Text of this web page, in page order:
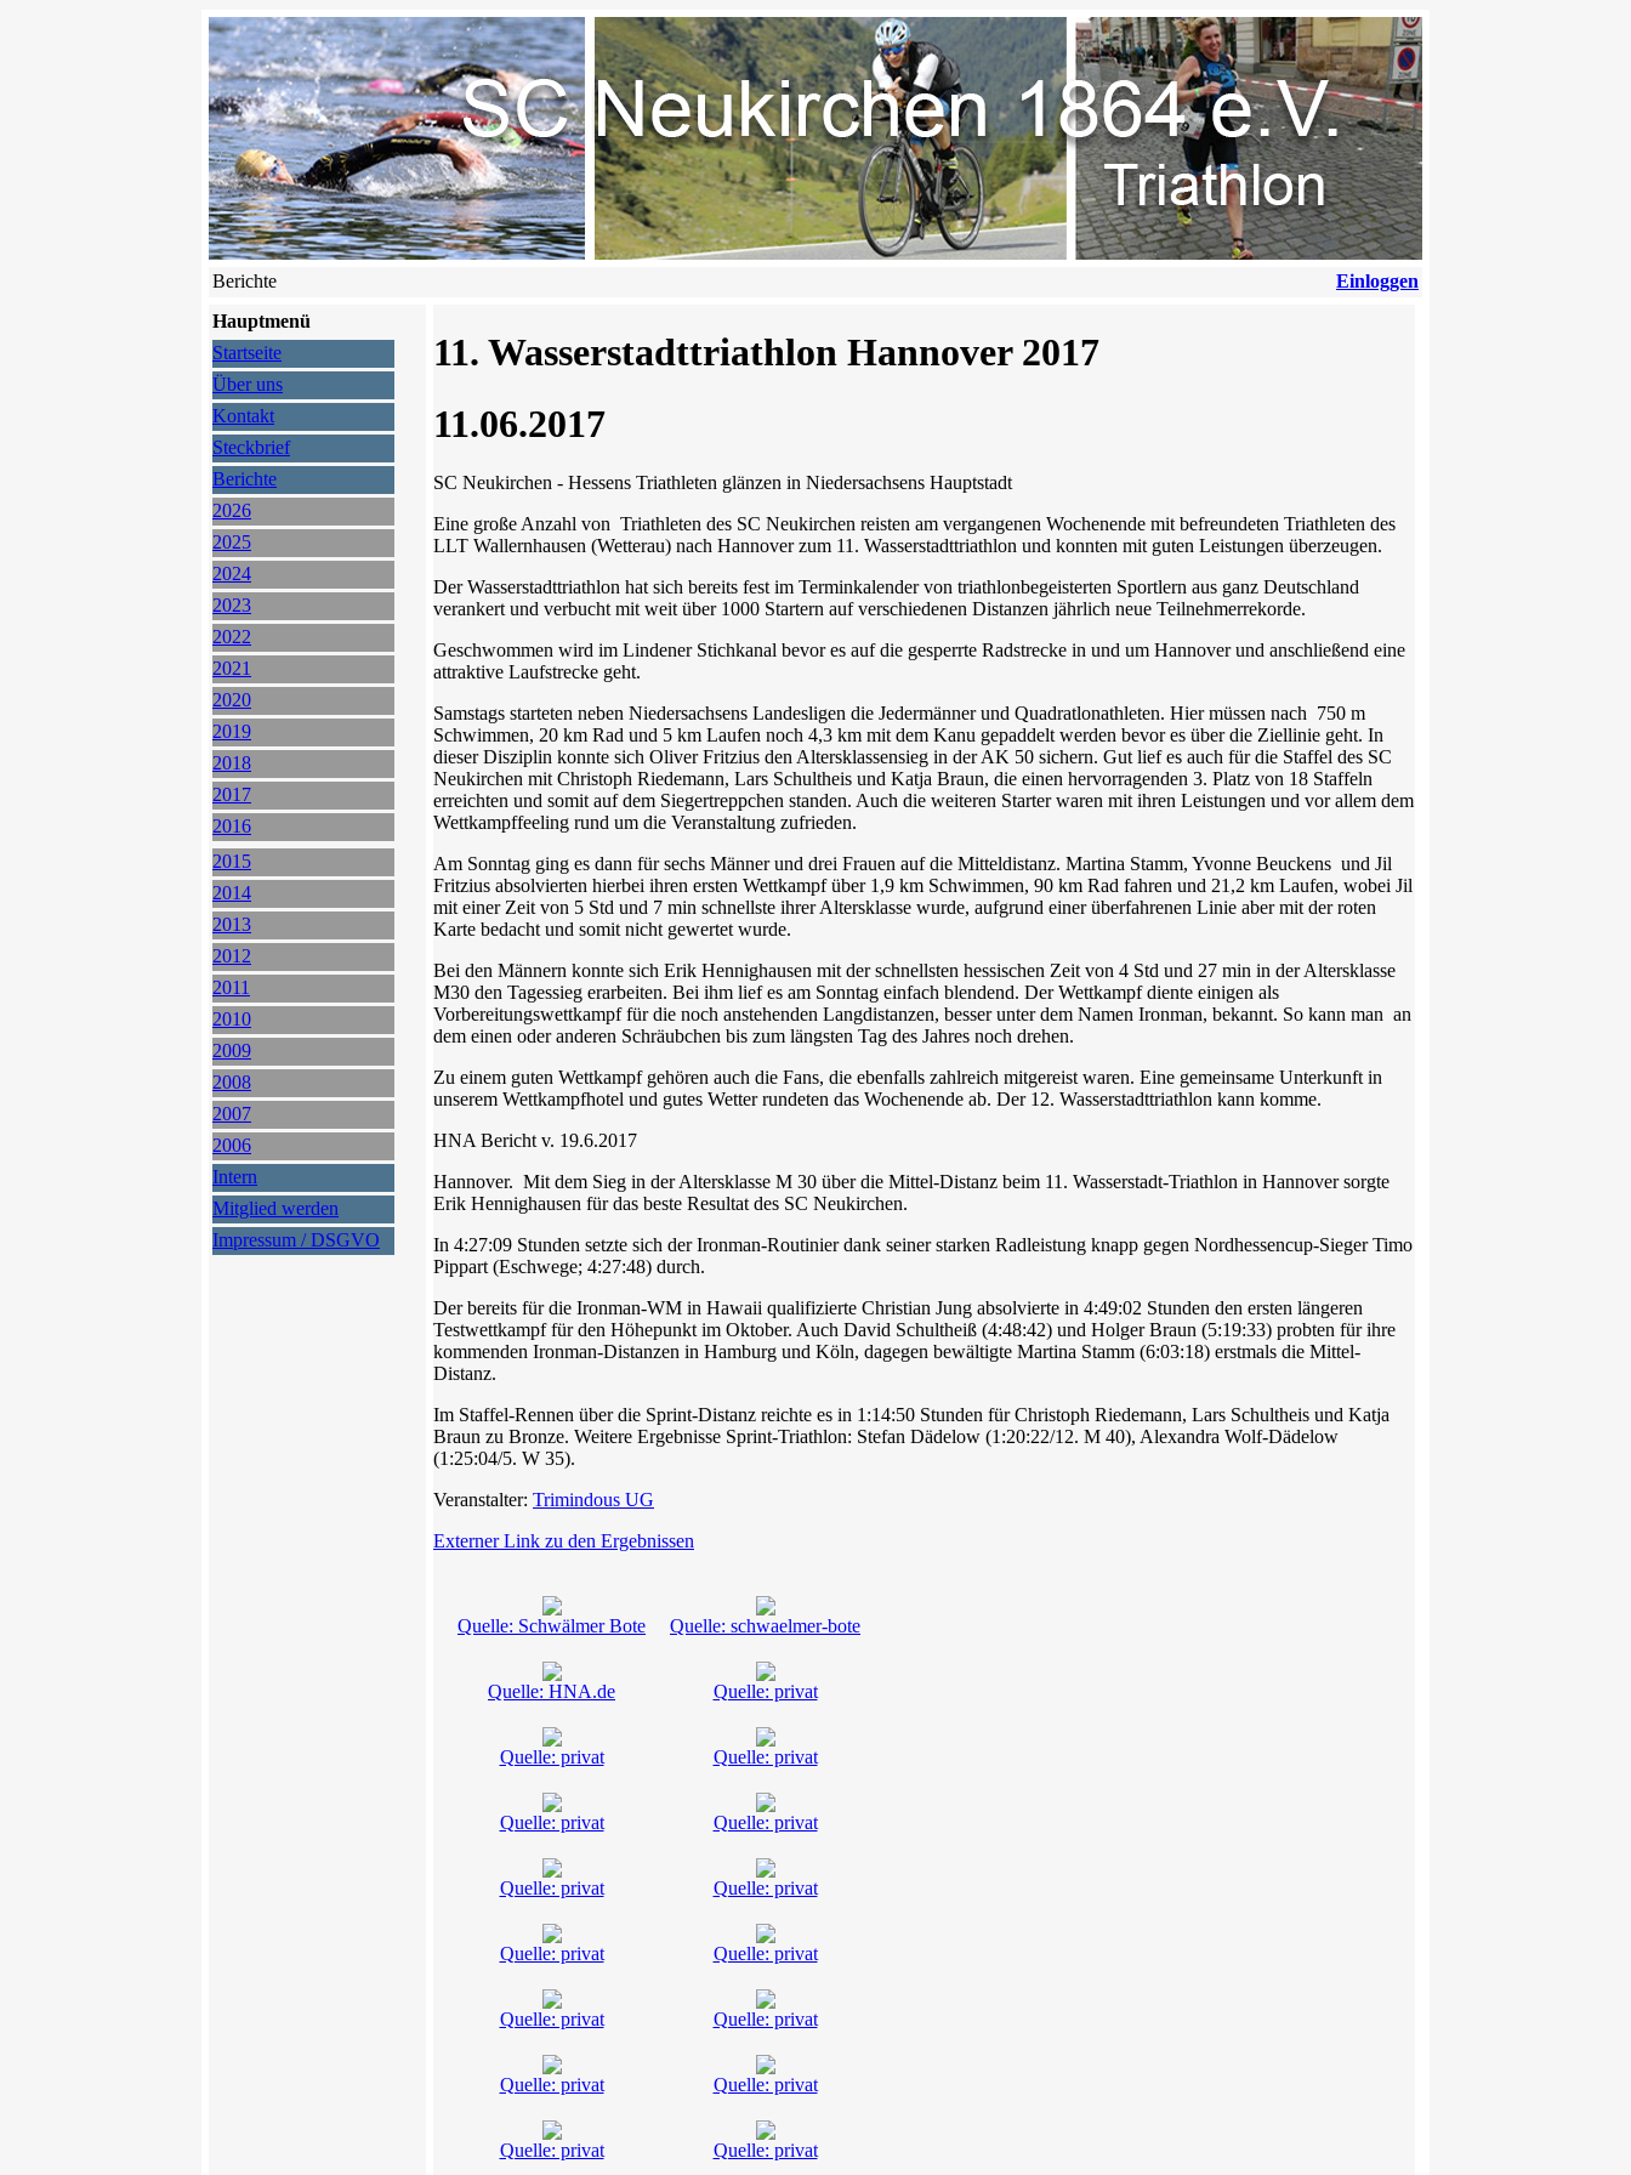
Berichte
Einloggen
Hauptmenü
Startseite
Über uns
Kontakt
Steckbrief
Berichte
2026
2025
2024
2023
2022
2021
2020
2019
2018
2017
2016
2015
2014
2013
2012
2011
2010
2009
2008
2007
2006
Intern
Mitglied werden
Impressum / DSGVO
11. Wasserstadttriathlon Hannover 2017
11.06.2017
SC Neukirchen - Hessens Triathleten glänzen in Niedersachsens Hauptstadt
Eine große Anzahl von Triathleten des SC Neukirchen reisten am vergangenen Wochenende mit befreundeten Triathleten des
LLT Wallernhausen (Wetterau) nach Hannover zum 11. Wasserstadttriathlon und konnten mit guten Leistungen überzeugen.
Der Wasserstadttriathlon hat sich bereits fest im Terminkalender von triathlonbegeisterten Sportlern aus ganz Deutschland
verankert und verbucht mit weit über 1000 Startern auf verschiedenen Distanzen jährlich neue Teilnehmerrekorde.
Geschwommen wird im Lindener Stichkanal bevor es auf die gesperrte Radstrecke in und um Hannover und anschließend eine
attraktive Laufstrecke geht.
Samstags starteten neben Niedersachsens Landesligen die Jedermänner und Quadratlonathleten. Hier müssen nach 750 m
Schwimmen, 20 km Rad und 5 km Laufen noch 4,3 km mit dem Kanu gepaddelt werden bevor es über die Ziellinie geht. In
dieser Disziplin konnte sich Oliver Fritzius den Altersklassensieg in der AK 50 sichern. Gut lief es auch für die Staffel des SC
Neukirchen mit Christoph Riedemann, Lars Schultheis und Katja Braun, die einen hervorragenden 3. Platz von 18 Staffeln
erreichten und somit auf dem Siegertreppchen standen. Auch die weiteren Starter waren mit ihren Leistungen und vor allem dem
Wettkampffeeling rund um die Veranstaltung zufrieden.
Am Sonntag ging es dann für sechs Männer und drei Frauen auf die Mitteldistanz. Martina Stamm, Yvonne Beuckens und Jil
Fritzius absolvierten hierbei ihren ersten Wettkampf über 1,9 km Schwimmen, 90 km Rad fahren und 21,2 km Laufen, wobei Jil
mit einer Zeit von 5 Std und 7 min schnellste ihrer Altersklasse wurde, aufgrund einer überfahrenen Linie aber mit der roten
Karte bedacht und somit nicht gewertet wurde.
Bei den Männern konnte sich Erik Hennighausen mit der schnellsten hessischen Zeit von 4 Std und 27 min in der Altersklasse
M30 den Tagessieg erarbeiten. Bei ihm lief es am Sonntag einfach blendend. Der Wettkampf diente einigen als
Vorbereitungswettkampf für die noch anstehenden Langdistanzen, besser unter dem Namen Ironman, bekannt. So kann man an
dem einen oder anderen Schräubchen bis zum längsten Tag des Jahres noch drehen.
Zu einem guten Wettkampf gehören auch die Fans, die ebenfalls zahlreich mitgereist waren. Eine gemeinsame Unterkunft in
unserem Wettkampfhotel und gutes Wetter rundeten das Wochenende ab. Der 12. Wasserstadttriathlon kann komme.
HNA Bericht v. 19.6.2017
Hannover. Mit dem Sieg in der Altersklasse M 30 über die Mittel-Distanz beim 11. Wasserstadt-Triathlon in Hannover sorgte
Erik Hennighausen für das beste Resultat des SC Neukirchen.
In 4:27:09 Stunden setzte sich der Ironman-Routinier dank seiner starken Radleistung knapp gegen Nordhessencup-Sieger Timo
Pippart (Eschwege; 4:27:48) durch.
Der bereits für die Ironman-WM in Hawaii qualifizierte Christian Jung absolvierte in 4:49:02 Stunden den ersten längeren
Testwettkampf für den Höhepunkt im Oktober. Auch David Schultheiß (4:48:42) und Holger Braun (5:19:33) probten für ihre
kommenden Ironman-Distanzen in Hamburg und Köln, dagegen bewältigte Martina Stamm (6:03:18) erstmals die Mittel-
Distanz.
Im Staffel-Rennen über die Sprint-Distanz reichte es in 1:14:50 Stunden für Christoph Riedemann, Lars Schultheis und Katja
Braun zu Bronze. Weitere Ergebnisse Sprint-Triathlon: Stefan Dädelow (1:20:22/12. M 40), Alexandra Wolf-Dädelow
(1:25:04/5. W 35).
Veranstalter: Trimindous UG
Externer Link zu den Ergebnissen
Quelle: Schwälmer Bote Quelle: schwaelmer-bote
Quelle: HNA.de Quelle: privat
Quelle: privat Quelle: privat
Quelle: privat Quelle: privat
Quelle: privat Quelle: privat
Quelle: privat Quelle: privat
Quelle: privat Quelle: privat
Quelle: privat Quelle: privat
Quelle: privat Quelle: privat